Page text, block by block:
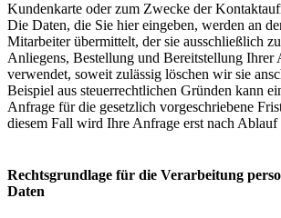
Kundenkarte oder zum Zwecke der
Die Daten, die Sie hier eingeben, werden an
Mitarbeiter übermittelt, der sie ausschließlich
Anliegens, Bestellung und Bereitstellung Ihrer
verwendet, soweit zulässig löschen wir sie
Beispiel aus steuerrechtlichen Gründen kann
Anfrage für die gesetzlich vorgeschriebene
diesem Fall wird Ihre Anfrage erst nach Ablauf
Rechtsgrundlage für die Verarbeitung
Daten